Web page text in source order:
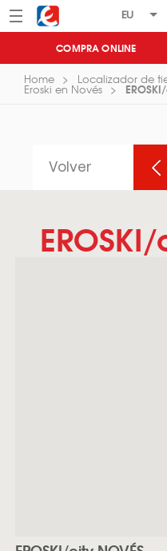
Menú Eroski
COMPRA ONLINE
Home Localizador de
Eroski en Novés
Volver